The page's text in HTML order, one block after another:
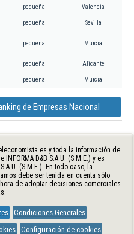
pequeña Valencia
pequeña Sevilla
pequeña Murcia
pequeña Alicante
pequeña Murcia
de Empresas Nacional
y toda la información de
D&B S.A.U. (S.M.E.) y es
(S.M.E.). En todo caso, la
debe ser tenida en cuenta sólo
de adoptar decisiones comerciales
Condiciones Generales
Configuración de cookies